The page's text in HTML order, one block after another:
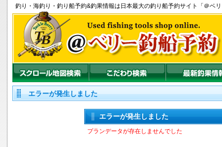
釣り ・ 海釣り ・ 釣り船予約&釣果情報は日本最大の釣り船予約サイト「＠ベ
エラーが発生しました
エラーが発生しました
プランデータが存在しませんでした